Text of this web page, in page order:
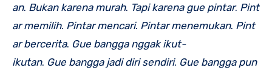
an. Bukan karena murah. Tapi karena gue pintar. Pint
ar memilih. Pintar mencari. Pintar menemukan. Pint
ar bercerita. Gue bangga nggak ikut-
ikutan. Gue bangga jadi diri sendiri. Gue bangga pun